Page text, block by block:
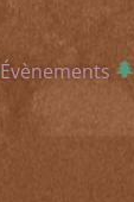
Évènements